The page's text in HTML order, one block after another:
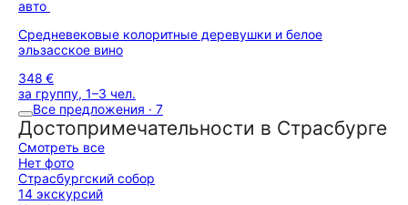
авто
Средневековые колоритные деревушки и белое
эльзасское вино
348 €
за группу, 1–3 чел.
Все предложения · 7
Достопримечательности в Страсбурге
Смотреть все
Нет фото
Страсбургский собор
14 экскурсий